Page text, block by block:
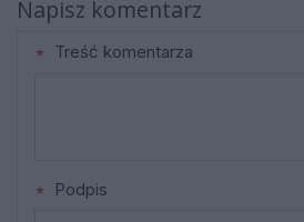
Napisz komentarz
Treść komentarza
Podpis